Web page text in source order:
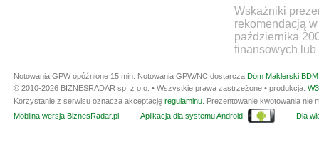
Wskaźniki
rekomendacją
października
finansowych lub
Notowania GPW opóźnione 15 min. Notowania GPW/NC dostarcza Dom Maklerski
© 2010-2026 BIZNESRADAR sp. z o.o. • Wszystkie prawa zastrzeżone • produkcja:
Korzystanie z serwisu oznacza akceptację regulaminu . Prezentowanie kwotowania
Mobilna wersja BiznesRadar.pl
Aplikacja dla systemu Android Dla